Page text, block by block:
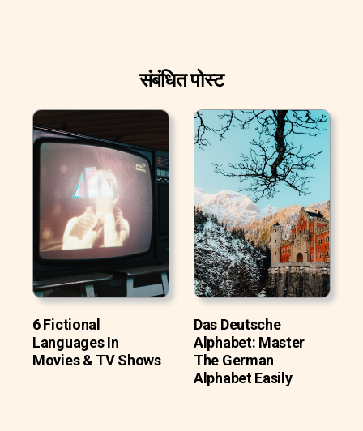
संबंधित पोस्ट
6 Fictional
Languages In
Movies & TV Shows
Das Deutsche
Alphabet: Master
The German
Alphabet Easily